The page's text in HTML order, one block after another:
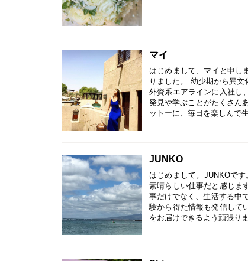
マイ
はじめまして、マイと申し
りました。 幼少期から異文
外資系エアラインに入社し
発見や学ぶことがたくさん
ットーに、毎日を楽しんで
JUNKO
はじめまして。JUNKOで
素晴らしい仕事だと感じま
事だけでなく、生活する中
験から得た情報も発信して
をお届けできるよう頑張り